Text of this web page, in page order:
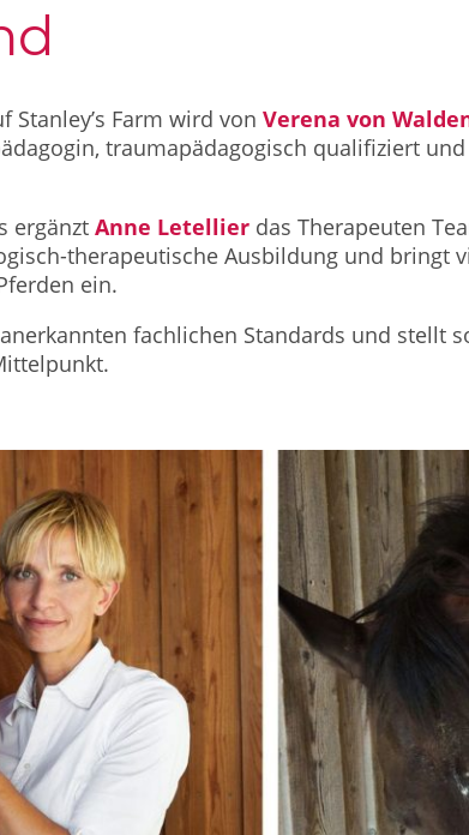
Stanley’s Farm wird von Verena von
traumapädagogisch qualifiziert
ergänzt Anne Letellier das Therapeuten
therapeutische Ausbildung und bringt
ein.
fachlichen Standards und stellt